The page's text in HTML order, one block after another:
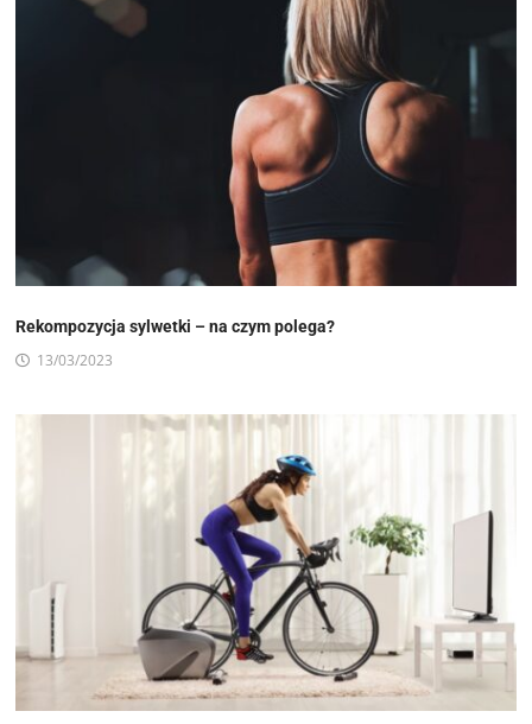
Rekompozycja sylwetki – na czym polega?
13/03/2023